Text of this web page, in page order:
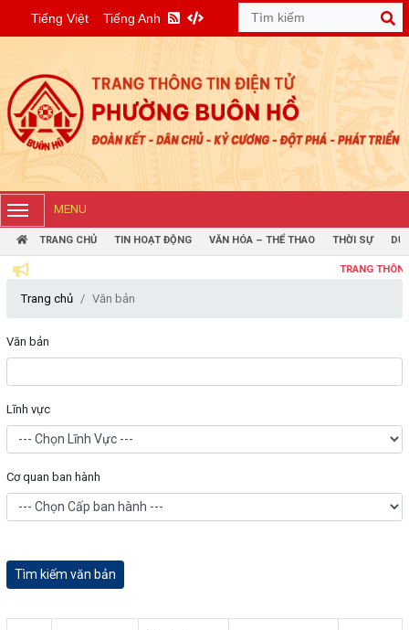
Tiếng Việt Tiếng Anh
MENU
TRANG CHỦ TIN HOẠT ĐỘNG VĂN HÓA – THỂ THAO THỜI SỰ DỰ
TRANG THÔNG TIN
Trang chủ Văn bản
Văn bản
Lĩnh vực
Cơ quan ban hành